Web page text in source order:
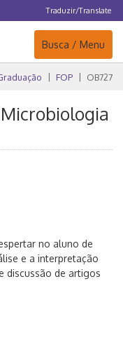
Traduzir/Translate
Navegação
Busca / Menu
FOP OB727
no aluno de
e a interpretação
discussão de artigos